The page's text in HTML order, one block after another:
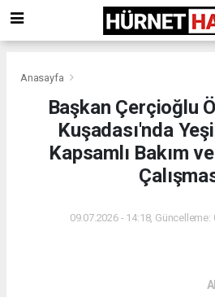
Anasayfa
Başkan Çerçioğlu
Kuşadası'nda
Kapsamlı Bakım
09.07.2026 - 14:18, Güncelleme: